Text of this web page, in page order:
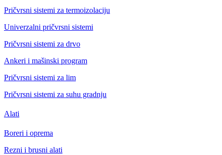
Pričvrsni sistemi za termoizolaciju
Univerzalni pričvrsni sistemi
Pričvrsni sistemi za drvo
Ankeri i mašinski program
Pričvrsni sistemi za lim
Pričvrsni sistemi za suhu gradnju
Alati
Boreri i oprema
Rezni i brusni alati